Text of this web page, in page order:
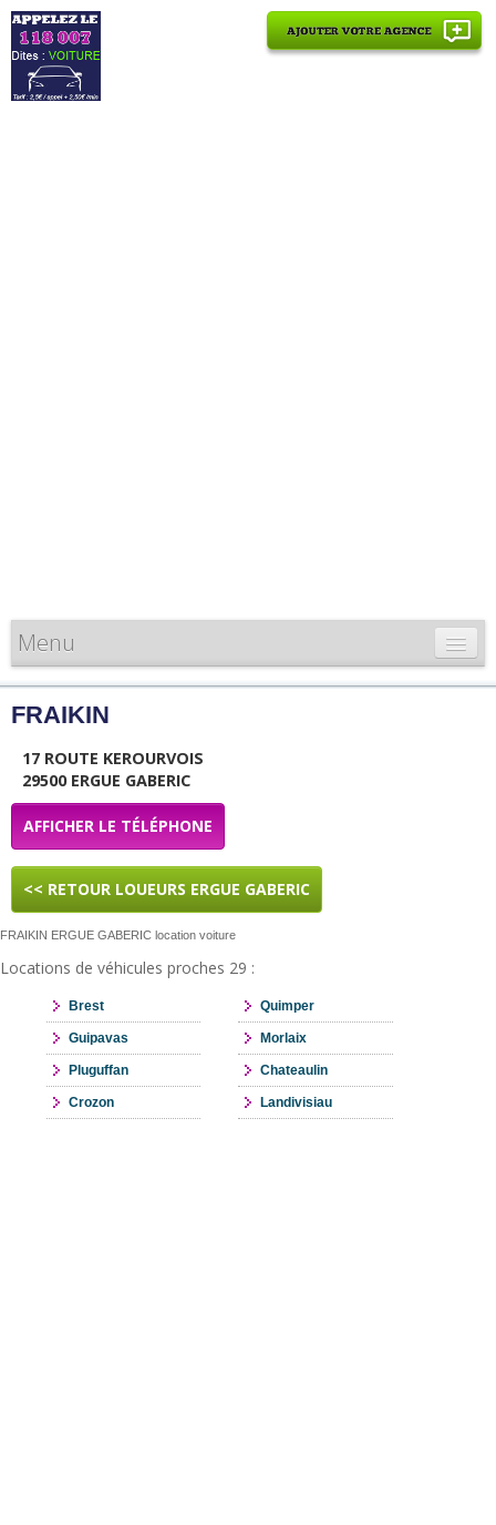
Menu
CARTE DE FRANCE
LOUEURS & PROFESSIONNELS
FRAIKIN
17 ROUTE KEROURVOIS
29500 ERGUE GABERIC
AFFICHER LE TÉLÉPHONE
<< RETOUR LOUEURS ERGUE GABERIC
FRAIKIN ERGUE GABERIC location voiture
Locations de véhicules proches 29 :
Brest Quimper
Guipavas Morlaix
Pluguffan Chateaulin
Crozon Landivisiau